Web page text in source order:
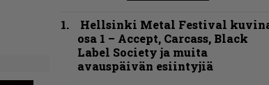
Hellsinki Metal Festival
osa 1 – Accept, Carcass, Black
Label Society ja muita
avauspäivän esiintyjiä